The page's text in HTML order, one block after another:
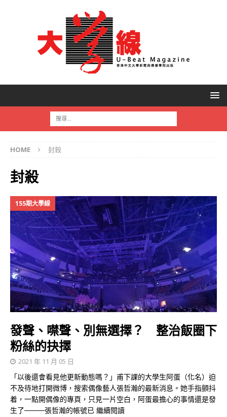
HOME 封殺
封殺
155期大學線
發聲、噤聲、別無選擇？ 整治飯圈下
粉絲的抉擇
2021 年 11 月 05 日
「以後還會看見他更新動態嗎？」甫下課的大學生阿蛋（化名）迫
不及待地打開微博，搜索偶像藝人張哲瀚的最新消息。她手指顫抖
着，一點開偶像的專頁，只見一片空白，阿蛋最擔心的事情還是發
生了────張哲瀚的帳號已 繼續閱讀